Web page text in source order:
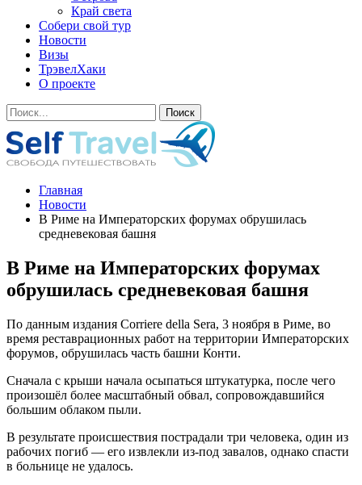
Край света
Собери свой тур
Новости
Визы
ТрэвелХаки
О проекте
Главная
Новости
В Риме на Императорских форумах обрушилась
средневековая башня
В Риме на Императорских форумах
обрушилась средневековая башня
По данным издания Corriere della Sera, 3 ноября в Риме, во
время реставрационных работ на территории Императорских
форумов, обрушилась часть башни Конти.
Сначала с крыши начала осыпаться штукатурка, после чего
произошёл более масштабный обвал, сопровождавшийся
большим облаком пыли.
В результате происшествия пострадали три человека, один из
рабочих погиб — его извлекли из-под завалов, однако спасти
в больнице не удалось.